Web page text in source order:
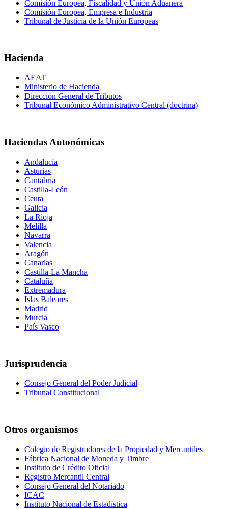
Comisión Europea, Fiscalidad y Unión Aduanera
Comisión Europea, Empresa e Industria
Tribunal de Justicia de la Unión Europeas
Hacienda
AEAT
Ministerio de Hacienda
Dirección General de Tributos
Tribunal Económico Administrativo Central (doctrina)
Haciendas Autonómicas
Andalucía
Asturias
Cantabria
Castilla-León
Ceuta
Galicia
La Rioja
Melilla
Navarra
Valencia
Aragón
Canarias
Castilla-La Mancha
Cataluña
Extremadura
Islas Baleares
Madrid
Murcia
País Vasco
Jurisprudencia
Consejo General del Poder Judicial
Tribunal Constitucional
Otros organismos
Colegio de Registradores de la Propiedad y Mercantiles
Fábrica Nacional de Moneda y Timbre
Instituto de Crédito Oficial
Registro Mercantil Central
Consejo General del Notariado
ICAC
Instituto Nacional de Estadística